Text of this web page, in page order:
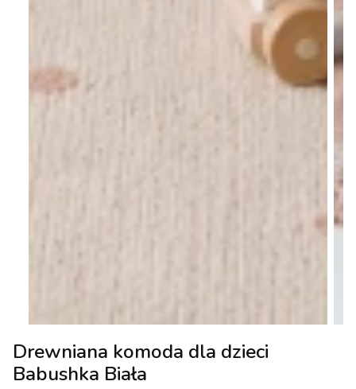
Drewniana komoda dla dzieci
Babushka Biała